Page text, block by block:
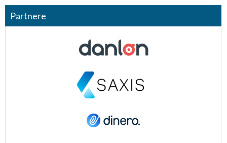
Partnere